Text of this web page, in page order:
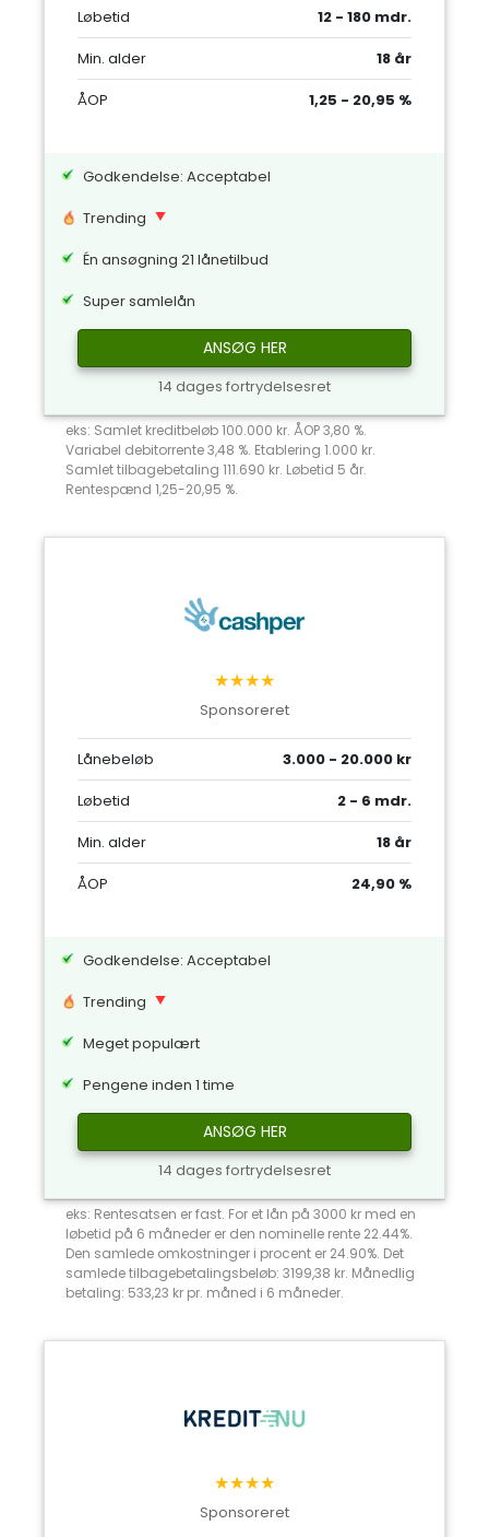
Løbetid
12 - 180 mdr.
Min. alder
18 år
ÅOP
1,25 - 20,95 %
Godkendelse: Acceptabel
Trending
Én ansøgning 21 lånetilbud
Super samlelån
ANSØG HER
14 dages fortrydelsesret
eks: Samlet kreditbeløb 100.000 kr. ÅOP 3,80 %.
Variabel debitorrente 3,48 %. Etablering 1.000 kr.
Samlet tilbagebetaling 111.690 kr. Løbetid 5 år.
Rentespænd 1,25-20,95 %.
★★★★
Sponsoreret
Lånebeløb
3.000 - 20.000 kr
Løbetid
2 - 6 mdr.
Min. alder
18 år
ÅOP
24,90 %
Godkendelse: Acceptabel
Trending
Meget populært
Pengene inden 1 time
ANSØG HER
14 dages fortrydelsesret
eks: Rentesatsen er fast. For et lån på 3000 kr med en
løbetid på 6 måneder er den nominelle rente 22.44%.
Den samlede omkostninger i procent er 24.90%. Det
samlede tilbagebetalingsbeløb: 3199,38 kr. Månedlig
betaling: 533,23 kr pr. måned i 6 måneder.
★★★★
Sponsoreret